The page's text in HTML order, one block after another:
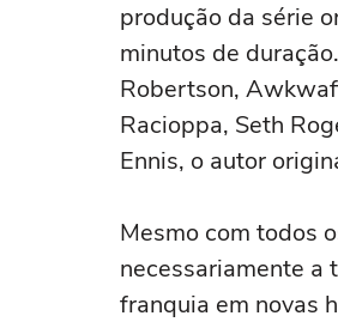
produção da série
minutos de
Robertson,
Racioppa, Seth
Ennis, o autor
Mesmo com todos
necessariamente a
franquia em novas